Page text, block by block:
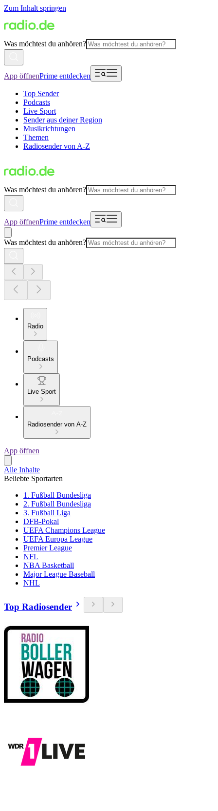
Zum Inhalt springen
Was möchtest du anhören?
App öffnenPrime entdecken
Top Sender
Podcasts
Live Sport
Sender aus deiner Region
Musikrichtungen
Themen
Radiosender von A-Z
Was möchtest du anhören?
App öffnenPrime entdecken
Was möchtest du anhören?
Radio
Podcasts
Live Sport
Radiosender von A-Z
App öffnen
Alle Inhalte
Beliebte Sportarten
1. Fußball Bundesliga
2. Fußball Bundesliga
3. Fußball Liga
DFB-Pokal
UEFA Champions League
UEFA Europa League
Premier League
NFL
NBA Basketball
Major League Baseball
NHL
Top Radiosender